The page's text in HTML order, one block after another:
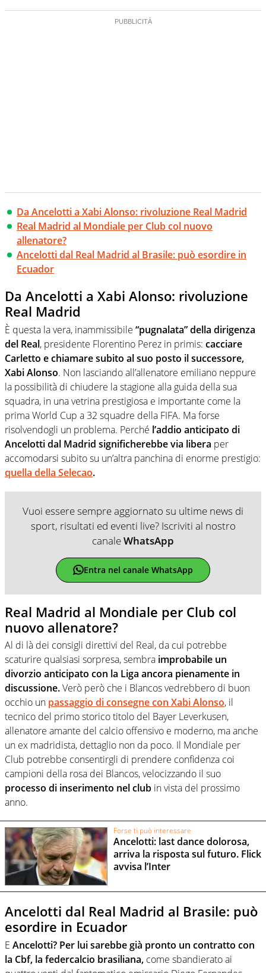
Da Ancelotti a Xabi Alonso: rivoluzione Real Madrid
Real Madrid al Mondiale per Club col nuovo
allenatore?
Ancelotti dal Real Madrid al Brasile: può esordire in
Ecuador
Da Ancelotti a Xabi Alonso: rivoluzione
Real Madrid
È questa la vera, inammissibile “pugnalata” della dirigenza
del Real, presidente Florentino Perez in primis: cacciare
Carletto e chiamare subito al suo posto il successore,
Xabi Alonso. Non lasciando all’allenatore emiliano neppure
la possibilità di chiudere la stagione alla guida della sua
squadra, in una vetrina prestigiosa e importante come la
prima World Cup a 32 squadre della FIFA. Ma forse
risolvendogli un problema. Perché l’addio anticipato di
Ancelotti dal Madrid significherebbe via libera per
accomodarsi subito su un’altra panchina di enorme prestigio:
quella della Selecao.
Vuoi essere sempre aggiornato su ultime news di
sport, risultati ed eventi live? Iscriviti al nostro
canaleWhatsApp
Entra nel canale WhatsApp
Real Madrid al Mondiale per Club col
nuovo allenatore?
Al di là dei consigli direttivi del Real, da cui potrebbe
scaturire qualsiasi sorpresa, sembra improbabile un
divorzio anticipato con la Liga ancora pienamente in
discussione.Verò però che i Blancos vedrebbero di buon
occhio un passaggio di consegne con Xabi Alonso, il
tecnico del primo storico titolo del Bayer Leverkusen,
allenatore amante del calcio offensivo e moderno, ma anche
un ex madridista, dettaglio non da poco. Il Mondiale per
Club potrebbe consentirgli di prendere confidenza coi
campioni della rosa dei Blancos, velocizzando il suo
processo di inserimento nel club in vista del prossimo
anno.
Forse ti può interessare
Ancelotti: last dance dolorosa,
arriva la risposta sul futuro. Flick
avvisa l’Inter
Ancelotti dal Real Madrid al Brasile: può
esordire in Ecuador
E Ancelotti? Per lui sarebbe già pronto un contratto con
la Cbf, la federcalcio brasiliana, come sbandierato ai